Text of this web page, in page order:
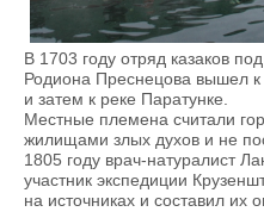
В 1703 году отряд казаков
Родиона Преснецова вышел к
и затем к реке Паратунке.
Местные племена считали
жилищами злых духов и не
1805 году врач-натуралист
участник экспедиции
на источниках и составил их